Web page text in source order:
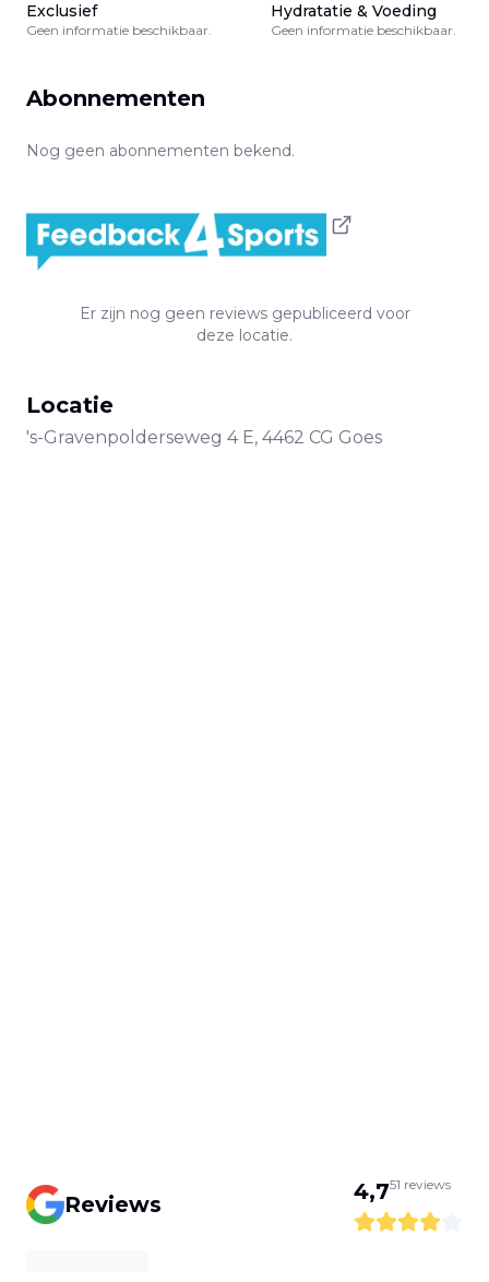
Exclusief
Geen informatie beschikbaar.
Hydratatie & Voeding
Geen informatie beschikbaar.
Abonnementen
Nog geen abonnementen bekend.
Er zijn nog geen reviews gepubliceerd voor
deze locatie.
Locatie
's-Gravenpolderseweg 4 E, 4462 CG Goes
Reviews 4,751 reviews